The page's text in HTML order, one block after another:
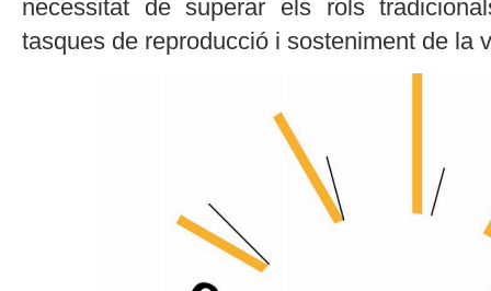
necessitat de superar els rols
tasques de reproducció i sosteniment de la